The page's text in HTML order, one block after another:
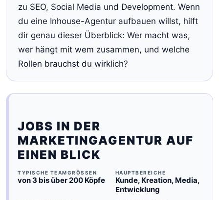
zu SEO, Social Media und Development. Wenn
du eine Inhouse-Agentur aufbauen willst, hilft
dir genau dieser Überblick: Wer macht was,
wer hängt mit wem zusammen, und welche
Rollen brauchst du wirklich?
JOBS IN DER
MARKETINGAGENTUR AUF
EINEN BLICK
TYPISCHE TEAMGRÖSSEN
von 3 bis über 200 Köpfe
HAUPTBEREICHE
Kunde, Kreation, Media,
Entwicklung